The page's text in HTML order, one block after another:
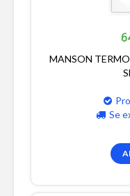
MANSON
Se